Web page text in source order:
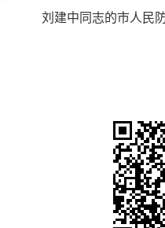
刘建中同志的市人民防
二